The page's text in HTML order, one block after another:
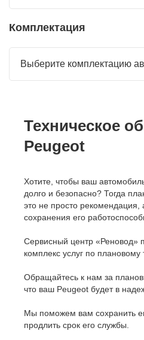
Комплектация
Выберите комплектацию
Техническое
Peugeot
Хотите, чтобы ваш
долго и безопасно? Тогда
это не просто
сохранения его
Сервисный центр «Реновод»
комплекс услуг по
Обращайтесь к нам за
что ваш Peugeot будет в
Мы поможем вам сохранить
продлить срок его службы.